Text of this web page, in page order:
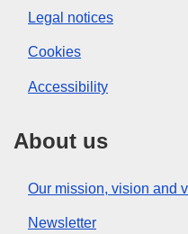
Legal notices
Cookies
Accessibility
About us
Our mission, vision and
Newsletter